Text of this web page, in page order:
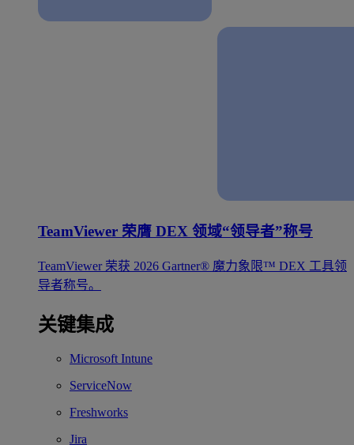
TeamViewer 荣膺 DEX 领域“领导者”称号
TeamViewer 荣获 2026 Gartner® 魔力象限™ DEX 工具领
导者称号。
关键集成
Microsoft Intune
ServiceNow
Freshworks
Jira